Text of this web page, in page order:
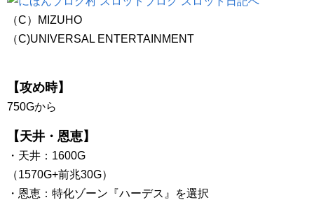
（C）MIZUHO
（C)UNIVERSAL ENTERTAINMENT
【攻め時】
750Gから
【天井・恩恵】
・天井：1600G
（1570G+前兆30G）
・恩恵：特化ゾーン『ハーデス』を選択